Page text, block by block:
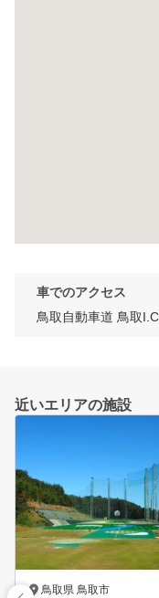
車でのアクセス
鳥取自動車道 鳥取
近いエリアの施設
鳥取県 鳥取市